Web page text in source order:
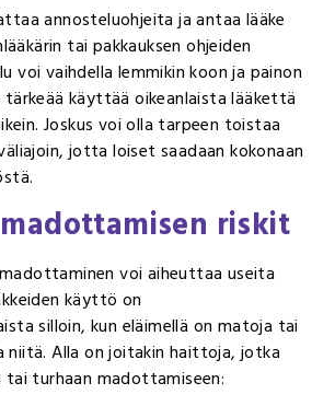
annosteluohjeita ja antaa lääke
tai pakkauksen ohjeiden
voi vaihdella lemmikin koon ja painon
käyttää oikeanlaista lääkettä
Joskus voi olla tarpeen toistaa
jotta loiset saadaan kokonaan
riskit
voi aiheuttaa useita
käyttö on
silloin, kun eläimellä on matoja tai
niitä. Alla on joitakin haittoja, jotka
turhaan madottamiseen: